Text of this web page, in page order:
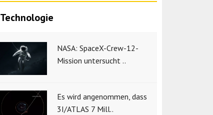
Technologie
NASA: SpaceX-Crew-12-
Mission untersucht ..
Es wird angenommen, dass
3I/ATLAS 7 Mill..